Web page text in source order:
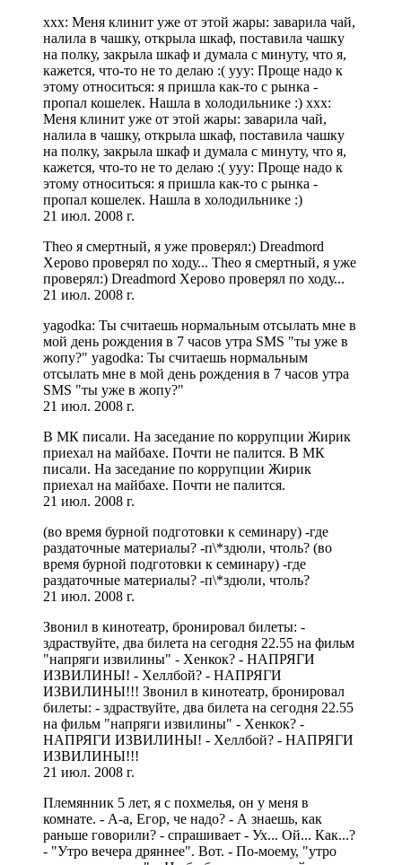
xxx: Меня клинит уже от этой жары: заварила чай,
налила в чашку, открыла шкаф, поставила чашку
на полку, закрыла шкаф и думала с минуту, что я,
кажется, что-то не то делаю :( yyy: Проще надо к
этому относиться: я пришла как-то с рынка -
пропал кошелек. Нашла в холодильнике :) xxx:
Меня клинит уже от этой жары: заварила чай,
налила в чашку, открыла шкаф, поставила чашку
на полку, закрыла шкаф и думала с минуту, что я,
кажется, что-то не то делаю :( yyy: Проще надо к
этому относиться: я пришла как-то с рынка -
пропал кошелек. Нашла в холодильнике :)
21 июл. 2008 г.
Theo я смертный, я уже проверял:) Dreadmord
Херово проверял по ходу... Theo я смертный, я уже
проверял:) Dreadmord Херово проверял по ходу...
21 июл. 2008 г.
yagodka: Ты считаешь нормальным отсылать мне в
мой день рождения в 7 часов утра SMS "ты уже в
жопу?" yagodka: Ты считаешь нормальным
отсылать мне в мой день рождения в 7 часов утра
SMS "ты уже в жопу?"
21 июл. 2008 г.
В МК писали. На заседание по коррупции Жирик
приехал на майбахе. Почти не палится. В МК
писали. На заседание по коррупции Жирик
приехал на майбахе. Почти не палится.
21 июл. 2008 г.
(во время бурной подготовки к семинару) -где
раздаточные материалы? -п\*здюли, чтоль? (во
время бурной подготовки к семинару) -где
раздаточные материалы? -п\*здюли, чтоль?
21 июл. 2008 г.
Звонил в кинотеатр, бронировал билеты: -
здраствуйте, два билета на сегодня 22.55 на фильм
"напряги извилины" - Хенкок? - НАПРЯГИ
ИЗВИЛИНЫ! - Хеллбой? - НАПРЯГИ
ИЗВИЛИНЫ!!! Звонил в кинотеатр, бронировал
билеты: - здраствуйте, два билета на сегодня 22.55
на фильм "напряги извилины" - Хенкок? -
НАПРЯГИ ИЗВИЛИНЫ! - Хеллбой? - НАПРЯГИ
ИЗВИЛИНЫ!!!
21 июл. 2008 г.
Племянник 5 лет, я с похмелья, он у меня в
комнате. - А-а, Егор, че надо? - А знаешь, как
раньше говорили? - спрашивает - Ух... Ой... Как...?
- "Утро вечера дряннее". Вот. - По-моему, "утро